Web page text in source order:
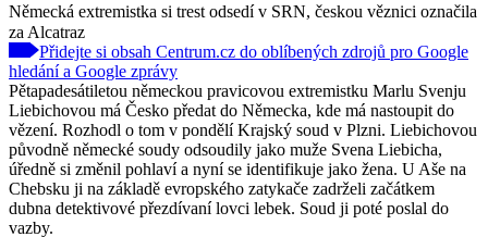
Německá extremistka si trest odsedí v SRN, českou věznici označila
za Alcatraz
Přidejte si obsah Centrum.cz do oblíbených zdrojů pro Google
hledání a Google zprávy
Pětapadesátiletou německou pravicovou extremistku Marlu Svenju
Liebichovou má Česko předat do Německa, kde má nastoupit do
vězení. Rozhodl o tom v pondělí Krajský soud v Plzni. Liebichovou
původně německé soudy odsoudily jako muže Svena Liebicha,
úředně si změnil pohlaví a nyní se identifikuje jako žena. U Aše na
Chebsku ji na základě evropského zatykače zadrželi začátkem
dubna detektivové přezdívaní lovci lebek. Soud ji poté poslal do
vazby.